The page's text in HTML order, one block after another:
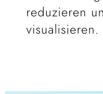
reduzieren
visualisieren.